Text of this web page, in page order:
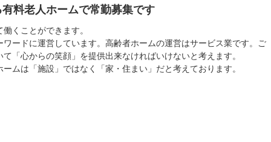
料老人ホームで常勤募集です
くことができます。
ードに運営しています。高齢者ホームの運営はサービス業です。ご
「心からの笑顔」を提供出来なければいけないと考えます。
ムは「施設」ではなく「家・住まい」だと考えております。